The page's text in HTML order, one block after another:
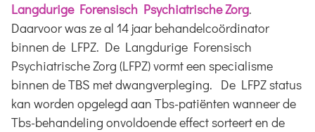
Langdurige Forensisch Psychiatrische Zorg.
Daarvoor was ze al 14 jaar behandelcoördinator
binnen de LFPZ. De Langdurige Forensisch
Psychiatrische Zorg (LFPZ) vormt een specialisme
binnen de TBS met dwangverpleging. De LFPZ status
kan worden opgelegd aan Tbs-patiënten wanneer de
Tbs-behandeling onvoldoende effect sorteert en de